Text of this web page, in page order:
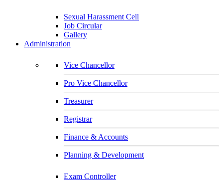
Sexual Harassment Cell
Job Circular
Gallery
Administration
Vice Chancellor
Pro Vice Chancellor
Treasurer
Registrar
Finance & Accounts
Planning & Development
Exam Controller